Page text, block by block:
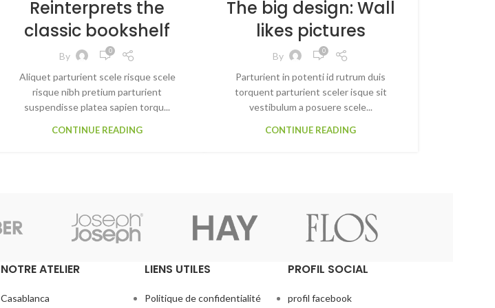
Reinterprets the
classic bookshelf
By 0
Aliquet parturient scele risque scele
risque nibh pretium parturient
suspendisse platea sapien torqu...
CONTINUE READING
The big design: Wall
likes pictures
By 0
Parturient in potenti id rutrum duis
torquent parturient sceler isque sit
vestibulum a posuere scele...
CONTINUE READING
NOTRE ATELIER
Casablanca
LIENS UTILES
Politique de confidentialité
PROFIL SOCIAL
profil facebook